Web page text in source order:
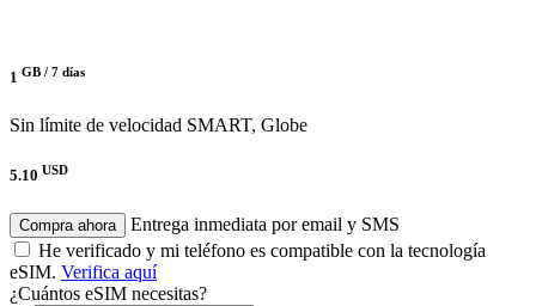
1 GB / 7 días
Sin límite de velocidad SMART, Globe
5.10 USD
Compra ahora
Entrega inmediata por email y SMS
He verificado y mi teléfono es compatible con la tecnología
eSIM. Verifica aquí
¿Cuántos eSIM necesitas?